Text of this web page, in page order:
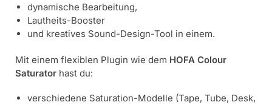
dynamische Bearbeitung,
Lautheits-Booster
und kreatives Sound-Design-Tool in einem.
Mit einem flexiblen Plugin wie dem HOFA Colour
Saturator hast du:
verschiedene Saturation-Modelle (Tape, Tube, Desk,